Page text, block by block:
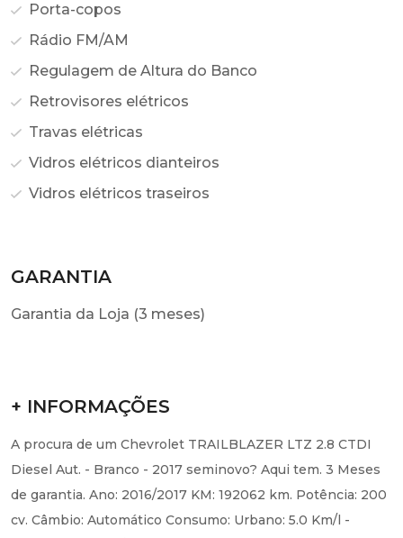
Porta-copos
Rádio FM/AM
Regulagem de Altura do Banco
Retrovisores elétricos
Travas elétricas
Vidros elétricos dianteiros
Vidros elétricos traseiros
GARANTIA
Garantia da Loja (3 meses)
+ INFORMAÇÕES
A procura de um Chevrolet TRAILBLAZER LTZ 2.8 CTDI
Diesel Aut. - Branco - 2017 seminovo? Aqui tem. 3 Meses
de garantia. Ano: 2016/2017 KM: 192062 km. Potência: 200
cv. Câmbio: Automático Consumo: Urbano: 5.0 Km/l -